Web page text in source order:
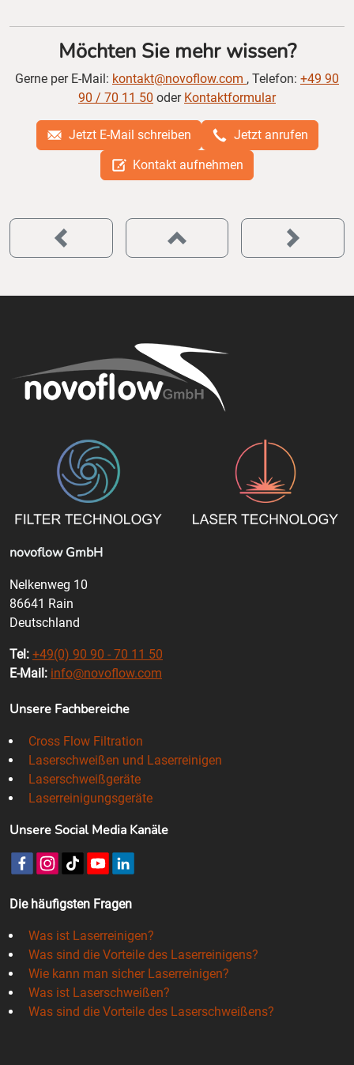
Möchten Sie mehr wissen?
Gerne per E-Mail: kontakt@novoflow.com , Telefon: +49 90
90 / 70 11 50 oder Kontaktformular
Jetzt E-Mail schreiben
Jetzt anrufen
Kontakt aufnehmen
novoflow GmbH
Nelkenweg 10
86641 Rain
Deutschland
Tel: +49(0) 90 90 - 70 11 50
E-Mail: info@novoflow.com
Unsere Fachbereiche
Cross Flow Filtration
Laserschweißen und Laserreinigen
Laserschweißgeräte
Laserreinigungsgeräte
Unsere Social Media Kanäle
Die häufigsten Fragen
Was ist Laserreinigen?
Was sind die Vorteile des Laserreinigens?
Wie kann man sicher Laserreinigen?
Was ist Laserschweißen?
Was sind die Vorteile des Laserschweißens?